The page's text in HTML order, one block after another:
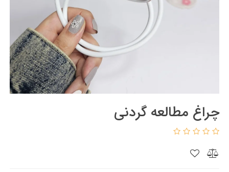
چراغ مطالعه گردنی